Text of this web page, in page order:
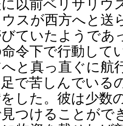
に以前ベリサリウ
ウスが西方へと送
ていたようであ
命令下で行動して
へと真っ直ぐに航
で苦しんでいる
した。彼は少数
つけることがで